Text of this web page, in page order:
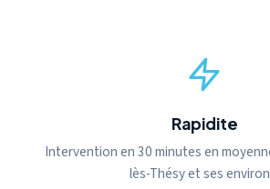
Rapidite
Intervention en 30 minutes en
lès-Thésy et ses